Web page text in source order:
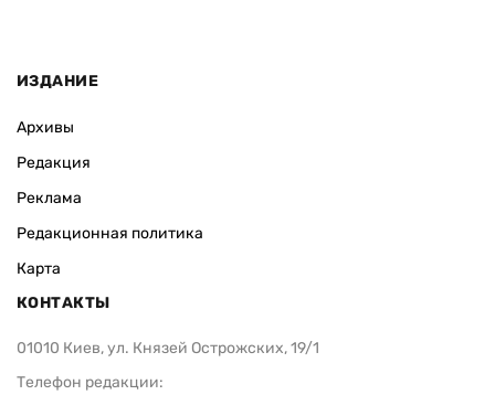
ИЗДАНИЕ
Архивы
Редакция
Реклама
Редакционная политика
Карта
КОНТАКТЫ
01010 Киев, ул. Князей Острожских, 19/1
Телефон редакции: